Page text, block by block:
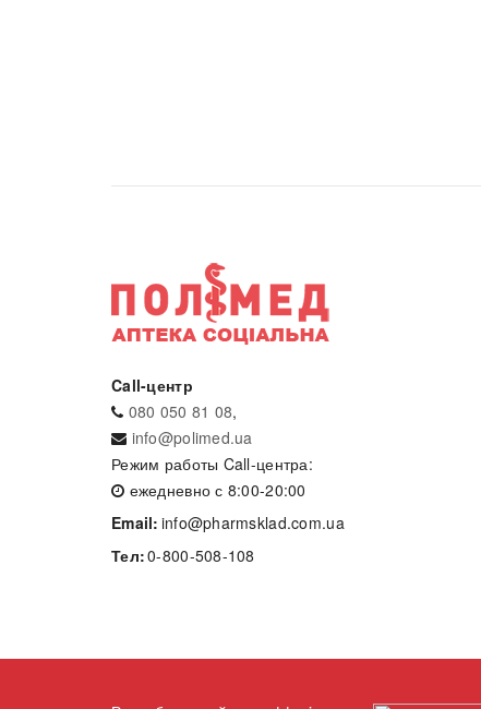
Call-центр
080 050 81 08,
info@polimed.ua
Режим работы Call-центра:
ежедневно с 8:00-20:00
Email: info@pharmsklad.com.ua
Тел:0-800-508-108